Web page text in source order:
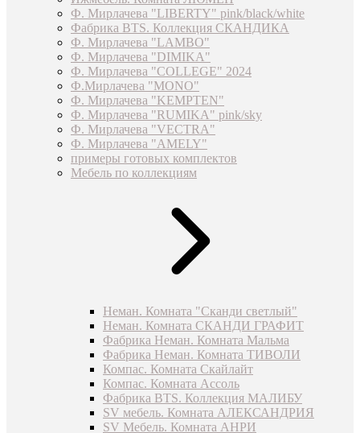
Ф. Мирлачева "LIBERTY" pink/black/white
Фабрика BTS. Коллекция СКАНДИКА
Ф. Мирлачева "LAMBO"
Ф. Мирлачева "DIMIKA"
Ф. Мирлачева "COLLEGE" 2024
Ф.Мирлачева "MONO"
Ф. Мирлачева "KEMPTEN"
Ф. Мирлачева "RUMIKA" pink/sky
Ф. Мирлачева "VECTRA"
Ф. Мирлачева "AMELY"
примеры готовых комплектов
Мебель по коллекциям
Неман. Комната "Сканди светлый"
Неман. Комната СКАНДИ ГРАФИТ
Фабрика Неман. Комната Мальма
Фабрика Неман. Комната ТИВОЛИ
Компас. Комната Скайлайт
Компас. Комната Ассоль
Фабрика BTS. Коллекция МАЛИБУ
SV мебель. Комната АЛЕКСАНДРИЯ
SV Мебель. Комната АНРИ